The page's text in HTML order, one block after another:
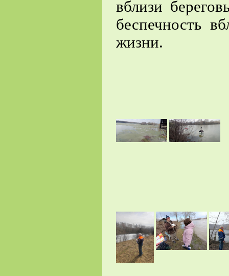
вблизи
беспечность
жизни.